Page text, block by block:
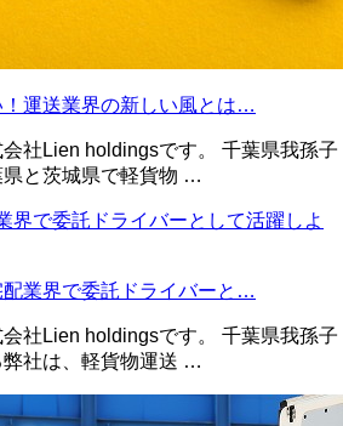
運送業界の新しい風とは…
社Lien holdingsです。 千葉県我孫子
と茨城県で軽貨物 …
業界で委託ドライバーと…
社Lien holdingsです。 千葉県我孫子
社は、軽貨物運送 …